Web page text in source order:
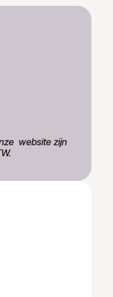
​website zijn